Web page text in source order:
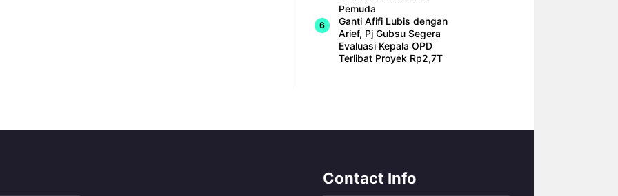
Pemuda
Ganti Afifi Lubis dengan
Arief, Pj Gubsu Segera
Evaluasi Kepala OPD
Terlibat Proyek Rp2,7T
Contact Info